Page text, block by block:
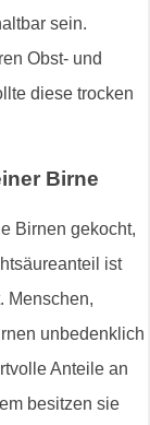
sein.
Obst- und
diese trocken
Birne
Birnen gekocht,
ist
Menschen,
unbedenklich
Anteile an
besitzen sie